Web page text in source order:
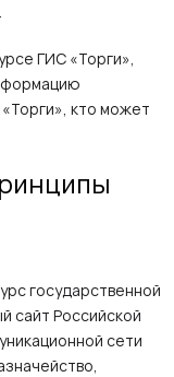
ГИС «Торги»,
кто может
государственной
сайт Российской
сети